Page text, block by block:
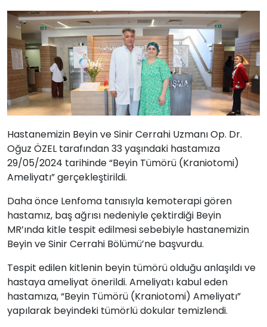
Hastanemizin Beyin ve Sinir Cerrahi Uzmanı Op. Dr.
Oğuz ÖZEL tarafından 33 yaşındaki hastamıza
29/05/2024 tarihinde “Beyin Tümörü (Kraniotomi)
Ameliyatı” gerçekleştirildi.
Daha önce Lenfoma tanısıyla kemoterapi gören
hastamız, baş ağrısı nedeniyle çektirdiği Beyin
MR’ında kitle tespit edilmesi sebebiyle hastanemizin
Beyin ve Sinir Cerrahi Bölümü’ne başvurdu.
Tespit edilen kitlenin beyin tümörü olduğu anlaşıldı ve
hastaya ameliyat önerildi. Ameliyatı kabul eden
hastamıza, “Beyin Tümörü (Kraniotomi) Ameliyatı”
yapılarak beyindeki tümörlü dokular temizlendi.